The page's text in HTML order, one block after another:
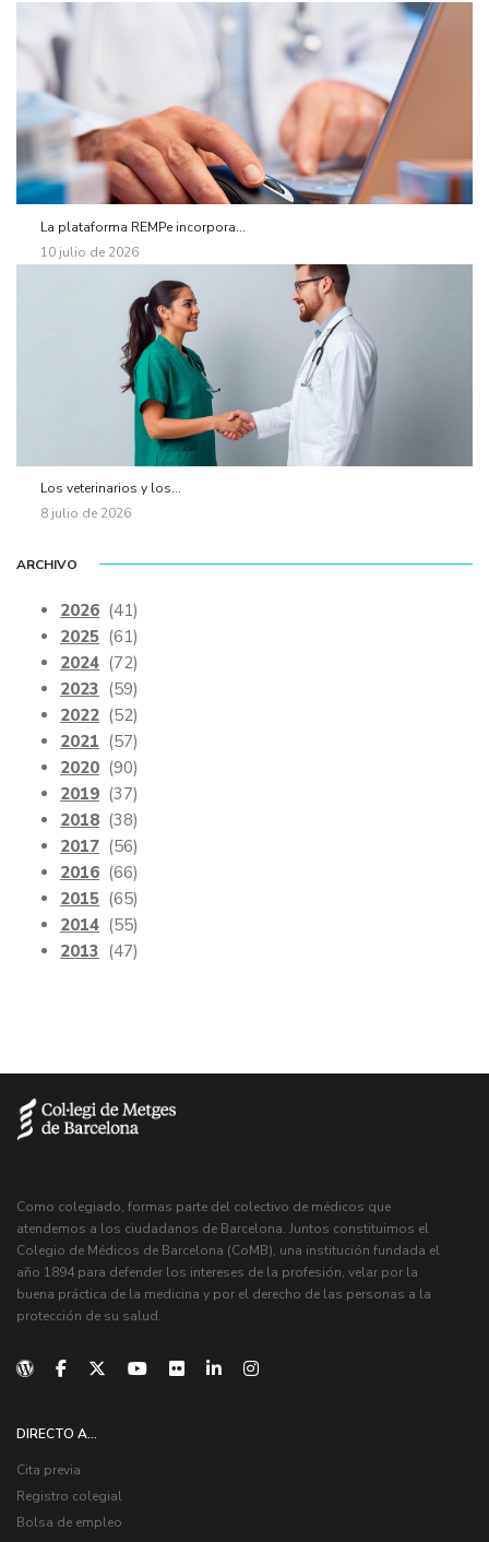
La plataforma REMPe incorpora...
10 julio de 2026
Los veterinarios y los...
8 julio de 2026
ARCHIVO
2026 (41)
2025 (61)
2024 (72)
2023 (59)
2022 (52)
2021 (57)
2020 (90)
2019 (37)
2018 (38)
2017 (56)
2016 (66)
2015 (65)
2014 (55)
2013 (47)
Como colegiado, formas parte del colectivo de médicos que
atendemos a los ciudadanos de Barcelona. Juntos constituimos el
Colegio de Médicos de Barcelona (CoMB), una institución fundada el
año 1894 para defender los intereses de la profesión, velar por la
buena práctica de la medicina y por el derecho de las personas a la
protección de su salud.
DIRECTO A...
Cita previa
Registro colegial
Bolsa de empleo